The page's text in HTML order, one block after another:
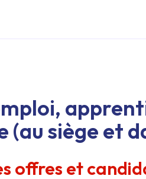
(au siège et
offres et